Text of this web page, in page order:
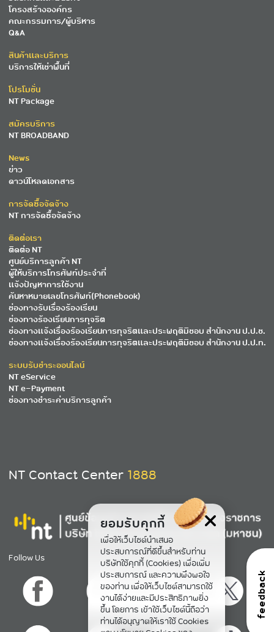
feedback
ยอมรับคุกกี้
เพื่อให้เว็บไซต์นำเสนอ
ประสบการณ์ที่ดีขึ้นสำหรับท่าน
บริษัทใช้คุกกี้ (Cookies) เพื่อเพิ่ม
ประสบการณ์ และความพึงพอใจ
ของท่าน เพื่อให้เว็บไซต์สามารถใช้
งานได้ง่ายและมีประสิทธิภาพยิ่ง
ขึ้น โดยการ เข้าใช้เว็บไซต์นี้ถือว่า
ท่านได้อนุญาตให้เราใช้ Cookies
โครงสร้างองค์กร
คณะกรรมการ/ผู้บริหาร
Q&A
สินค้าและบริการ
บริการให้เช่าพื้นที่
โปรโมชั่น
NT Package
สมัครบริการ
NT BROADBAND
News
ข่าว
ดาวน์โหลดเอกสาร
การจัดซื้อจัดจ้าง
NT การจัดซื้อจัดจ้าง
ติดต่อเรา
ติดต่อ NT
ศูนย์บริการลูกค้า NT
ผู้ให้บริการโทรศัพท์ประจำที่
แจ้งปัญหาการใช้งาน
ค้นหาหมายเลขโทรศัพท์(Phonebook)
ช่องทางรับเรื่องร้องเรียน
ช่องทางร้องเรียนการทุจริต
ช่องทางแจ้งเรื่องร้องเรียนการทุจริตและประพฤติมิชอบ สำนักงาน ป.ป.ช.
ช่องทางแจ้งเรื่องร้องเรียนการทุจริตและประพฤติมิชอบ สำนักงาน ป.ป.ท.
ระบบรับชำระออนไลน์
NT eService
NT e-Payment
ช่องทางชำระค่าบริการลูกค้า
NT Contact Center 1888
Follow Us